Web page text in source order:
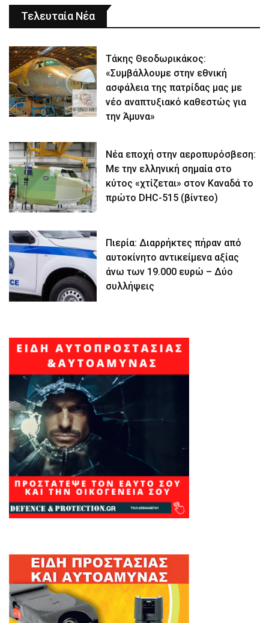
Τελευταία Νέα
Τάκης Θεοδωρικάκος:
«Συμβάλλουμε στην εθνική
ασφάλεια της πατρίδας μας με
νέο αναπτυξιακό καθεστώς για
την Άμυνα»
Νέα εποχή στην αεροπυρόσβεση:
Με την ελληνική σημαία στο
κύτος «χτίζεται» στον Καναδά το
πρώτο DHC-515 (βίντεο)
Πιερία: Διαρρήκτες πήραν από
αυτοκίνητο αντικείμενα αξίας
άνω των 19.000 ευρώ – Δύο
συλλήψεις